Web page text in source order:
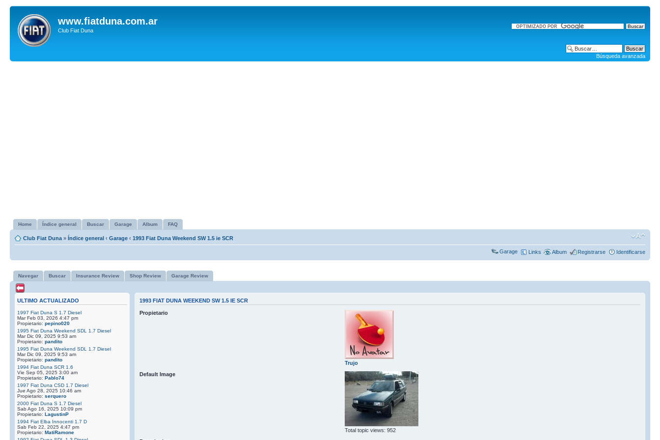
www.fiatduna.com.ar
Club Fiat Duna
Búsqueda avanzada
Home Índice general Buscar Garage Album FAQ
Club Fiat Duna » Índice general ‹ Garage ‹ 1993 Fiat Duna Weekend SW 1.5 ie SCR
Garage Links Album Registrarse Identificarse
Navegar Buscar Insurance Review Shop Review Garage Review
ULTIMO ACTUALIZADO
1997 Fiat Duna S 1.7 Diesel
Mar Feb 03, 2026 4:47 pm
Propietario: pepino020
1995 Fiat Duna Weekend SDL 1.7 Diesel
Mar Dic 09, 2025 9:53 am
Propietario: pandito
1995 Fiat Duna Weekend SDL 1.7 Diesel
Mar Dic 09, 2025 9:53 am
Propietario: pandito
1994 Fiat Duna SCR 1.6
Vie Sep 05, 2025 3:00 am
Propietario: Pablo74
1997 Fiat Duna CSD 1.7 Diesel
Jue Ago 28, 2025 10:46 am
Propietario: serquero
2000 Fiat Duna S 1.7 Diesel
Sab Ago 16, 2025 10:09 pm
Propietario: LagustinP
1994 Fiat Elba Innocenti 1.7 D
Sab Feb 22, 2025 4:47 pm
Propietario: MatiRamone
1993 FIAT DUNA WEEKEND SW 1.5 IE SCR
Propietario
Trujo
Default Image
Total topic views: 952